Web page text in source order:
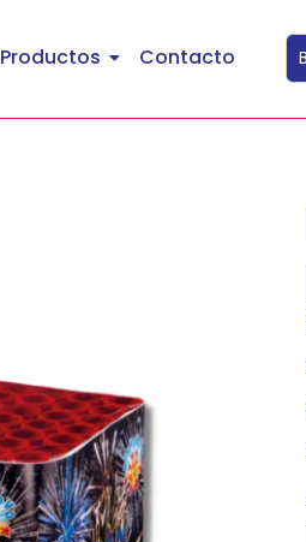
Productos Contacto